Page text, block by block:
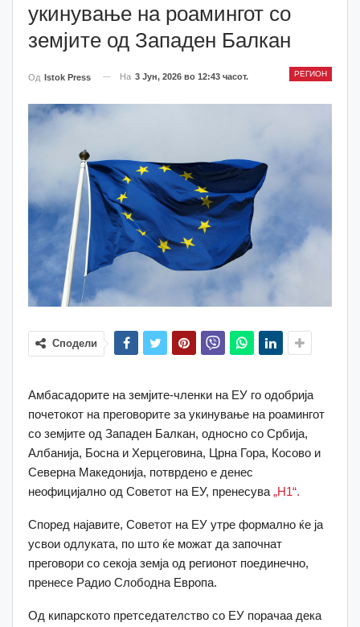
укинување на роамингот со
земјите од Западен Балкан
РЕГИОН
Од Istok Press На 3 Јун, 2026 во 12:43 часот.
Сподели
Амбасадорите на земјите-членки на ЕУ го одобрија
почетокот на преговорите за укинување на роамингот
со земјите од Западен Балкан, односно со Србија,
Албанија, Босна и Херцеговина, Црна Гора, Косово и
Северна Македонија, потврдено е денес
неофицијално од Советот на ЕУ, пренесува „Н1“.
Според најавите, Советот на ЕУ утре формално ќе ја
усвои одлуката, по што ќе можат да започнат
преговори со секоја земја од регионот поединечно,
пренесе Радио Слободна Европа.
Од кипарското претседателство со ЕУ порачаа дека